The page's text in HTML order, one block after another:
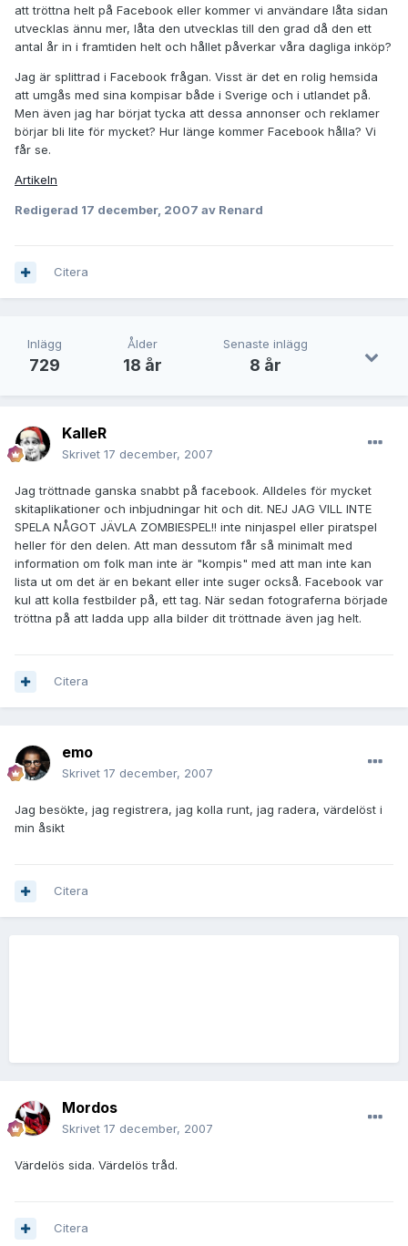
att tröttna helt på Facebook eller kommer vi användare låta sidan
utvecklas ännu mer, låta den utvecklas till den grad då den ett
antal år in i framtiden helt och hållet påverkar våra dagliga inköp?
Jag är splittrad i Facebook frågan. Visst är det en rolig hemsida
att umgås med sina kompisar både i Sverige och i utlandet på.
Men även jag har börjat tycka att dessa annonser och reklamer
börjar bli lite för mycket? Hur länge kommer Facebook hålla? Vi
får se.
Artikeln
Redigerad 17 december, 2007 av Renard
Citera
Inlägg
729
Ålder
18 år
Senaste inlägg
8 år
KalleR
Skrivet 17 december, 2007
Jag tröttnade ganska snabbt på facebook. Alldeles för mycket
skitaplikationer och inbjudningar hit och dit. NEJ JAG VILL INTE
SPELA NÅGOT JÄVLA ZOMBIESPEL!! inte ninjaspel eller piratspel
heller för den delen. Att man dessutom får så minimalt med
information om folk man inte är "kompis" med att man inte kan
lista ut om det är en bekant eller inte suger också. Facebook var
kul att kolla festbilder på, ett tag. När sedan fotograferna började
tröttna på att ladda upp alla bilder dit tröttnade även jag helt.
Citera
emo
Skrivet 17 december, 2007
Jag besökte, jag registrera, jag kolla runt, jag radera, värdelöst i
min åsikt
Citera
Mordos
Skrivet 17 december, 2007
Värdelös sida. Värdelös tråd.
Citera